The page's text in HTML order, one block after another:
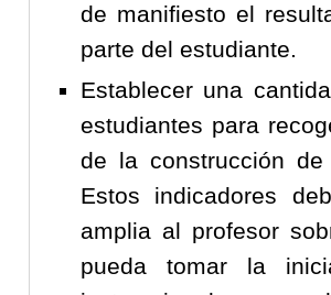
de manifiesto el
parte del estudiante.
Establecer una
estudiantes para
de la construcción
Estos indicadores
amplia al profesor
pueda tomar la